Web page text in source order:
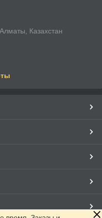
Казахстан